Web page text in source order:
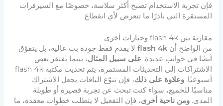
فإن تجربة الاستخدام تصبح أكثر سلاسة، خصوصًا مع السيرفرات
المستقرة التي نادرًا ما تتعرض لأي انقطاع
مقارنة بين flash 4k وخيارات أخرى
من الواضح أنflash 4k لا يقدم فقط جودة بث عالية، بل يتفوّق
أيضًا في جوانب عديدة. على سبيل المثال، بينما تفتقر بعض
الاشتراكات إلى التحديثات المستمرة، يتم تحديث مكتبة flash 4k
أسبوعيًا.وعلاوة على ذلك، فإن تنوّع الباقات يجعل الاشتراك
مناسبًا للجميع، سواء كنت تبحث عن تجربة قصيرة أو طويلة
المدى.ومن ناحية أخرى، فإن التفعيل لا يتطلب خطوات معقدة، ما